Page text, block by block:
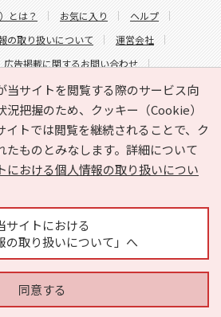
当サイトを閲覧する際のサービス向
況把握のため、クッキー（Cookie）
イトでは閲覧を継続されることで、ク
たものとみなします。詳細について
における個人情報の取り扱いについ
サイトにおける
の取り扱いについて」へ
同意する
とは？ お気に入り
ヘルプ
の取り扱いについて
運営会社
広告掲載に関するお問い合わせ
内容に関するお問い合わせ
All Rights Reserved.